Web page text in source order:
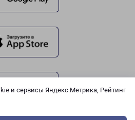
и сервисы Яндекс.Метрика, Рейтинг